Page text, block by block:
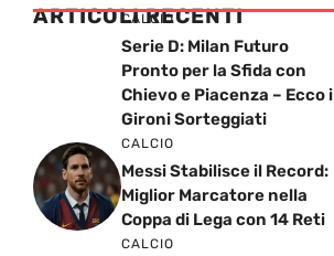
ARTICOLI RECENTI
CALCIO
Serie D: Milan Futuro
Pronto per la Sfida con
Chievo e Piacenza – Ecco i
Gironi Sorteggiati
CALCIO
Messi Stabilisce il Record:
Miglior Marcatore nella
Coppa di Lega con 14 Reti
CALCIO